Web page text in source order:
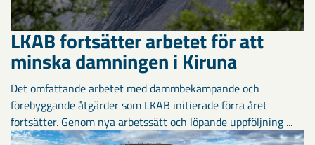
LKAB fortsätter arbetet för att
minska damningen i Kiruna
Det omfattande arbetet med dammbekämpande och
förebyggande åtgärder som LKAB initierade förra året
fortsätter. Genom nya arbetssätt och löpande uppföljning ...